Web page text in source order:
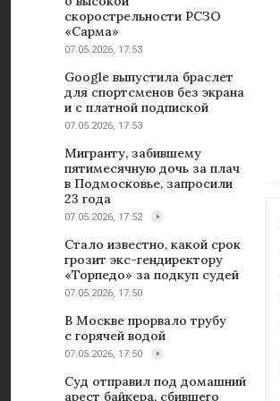
скорострельности РСЗО
«Сарма»
07.05.2026, 17:53
Google выпустила браслет
для спортсменов без экрана
и с платной подпиской
07.05.2026, 17:53
Мигранту, забившему
пятимесячную дочь за плач
в Подмосковье, запросили
23 года
07.05.2026, 17:52
Стало известно, какой срок
грозит экс-гендиректору
«Торпедо» за подкуп судей
07.05.2026, 17:50
В Москве прорвало трубу
с горячей водой
07.05.2026, 17:50
Суд отправил под домашний
арест байкера, сбившего